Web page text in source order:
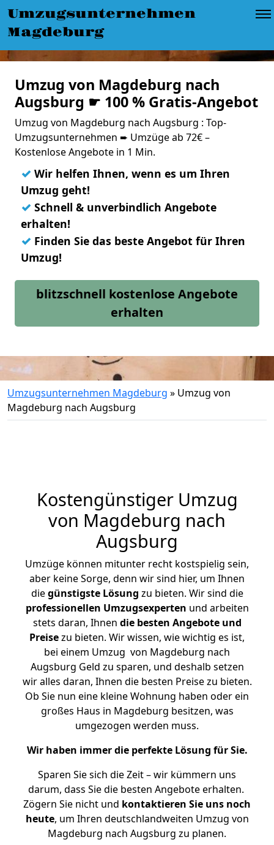
Umzugsunternehmen
Magdeburg
Umzug von Magdeburg nach
Augsburg ☛ 100 % Gratis-Angebot
Umzug von Magdeburg nach Augsburg : Top-
Umzugsunternehmen ➨ Umzüge ab 72€ –
Kostenlose Angebote in 1 Min.
✓ Wir helfen Ihnen, wenn es um Ihren
Umzug geht!
✓ Schnell & unverbindlich Angebote
erhalten!
✓ Finden Sie das beste Angebot für Ihren
Umzug!
blitzschnell kostenlose Angebote
erhalten
Umzugsunternehmen Magdeburg » Umzug von
Magdeburg nach Augsburg
Kostengünstiger Umzug
von Magdeburg nach
Augsburg
Umzüge können mitunter recht kostspielig sein,
aber keine Sorge, denn wir sind hier, um Ihnen
diegünstigste Lösung zu bieten. Wir sind die
professionellen Umzugsexperten und arbeiten
stets daran, Ihnen die besten Angebote und
Preisezu bieten. Wir wissen, wie wichtig es ist,
bei einem Umzug von Magdeburg nach
Augsburg Geld zu sparen, und deshalb setzen
wir alles daran, Ihnen die besten Preise zu bieten.
Ob Sie nun eine kleine Wohnung haben oder ein
großes Haus in Magdeburg besitzen, was
umgezogen werden muss.
Wir haben immer die perfekte Lösung für Sie.
Sparen Sie sich die Zeit – wir kümmern uns
darum, dass Sie die besten Angebote erhalten.
Zögern Sie nicht und kontaktieren Sie uns noch
heute, um Ihren deutschlandweiten Umzug von
Magdeburg nach Augsburg zu planen.